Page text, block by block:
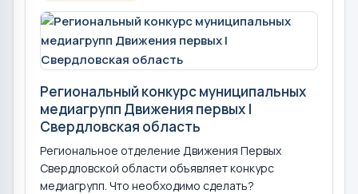
Региональный конкурс муниципальных
медиагрупп Движения первых |
Свердловская область
Региональное отделение Движения Первых
Свердловской области объявляет конкурс
медиагрупп. Что необходимо сделать?